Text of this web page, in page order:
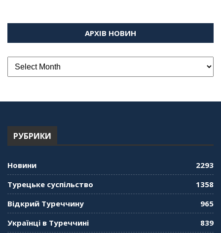
АРХІВ НОВИН
РУБРИКИ
Новини
2293
Турецьке суспільство
1358
Відкрий Туреччину
965
Українці в Туреччині
839